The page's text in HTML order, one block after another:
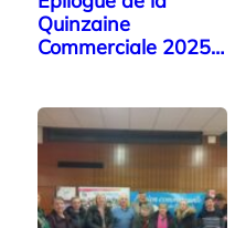
Quinzaine
Commerciale 2025